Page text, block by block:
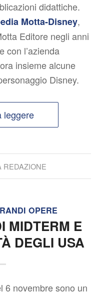
didattiche.
Motta-Disney,
Editore negli anni
con l’azienda
insieme alcune
Disney.
leggere
REDAZIONE
OPERE
MIDTERM E
DEGLI USA
6 novembre sono un